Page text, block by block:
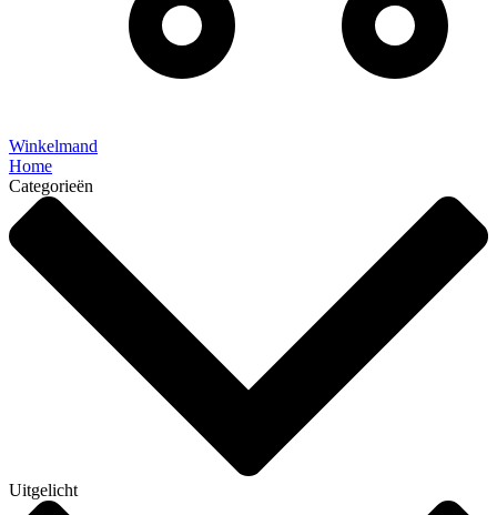
Winkelmand
Home
Categorieën
Uitgelicht